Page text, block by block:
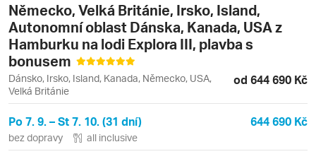
Německo, Velká Británie, Irsko, Island,
Autonomní oblast Dánska, Kanada, USA z
Hamburku na lodi Explora III, plavba s
bonusem
Dánsko, Irsko, Island, Kanada, Německo, USA,
Velká Británie
od 644 690 Kč
Po 7. 9. – St 7. 10. (31 dní) 644 690 Kč
bez dopravy all inclusive